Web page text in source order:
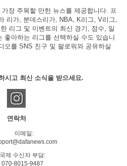
장 주목할 만한 뉴스를 제공합니다. 프
리가, 분데스리가, NBA, K리그, V리그,
리그 및 이벤트의 최신 경기, 점수, 일
좋아하는 리그를 선택하실 수도 있습니
오를 SNS 친구 및 팔로워와 공유하실
시고 최신 소식을 받으세요.
연락처
이메일:
국제 수신자 부담:
070-8015-9487